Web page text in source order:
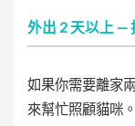
外出 2 天以上 —
如果你需要離家
來幫忙照顧貓咪。